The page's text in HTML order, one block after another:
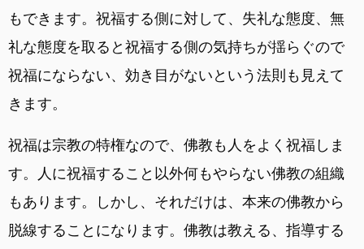
もできます。祝福する側に対して、失礼な態度、無
礼な態度を取ると祝福する側の気持ちが揺らぐので
祝福にならない、効き目がないという法則も見えて
きます。
祝福は宗教の特権なので、佛教も人をよく祝福しま
す。人に祝福すること以外何もやらない佛教の組織
もあります。しかし、それだけは、本来の佛教から
脱線することになります。佛教は教える、指導する